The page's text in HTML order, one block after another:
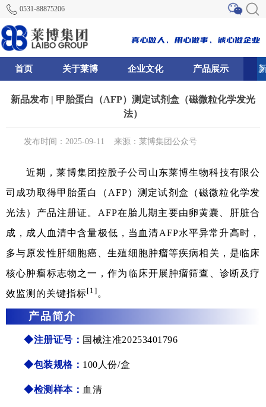
0531-88875206
首页 关于莱博 企业文化 产品展示
新品发布 | 甲胎蛋白（AFP）测定试剂盒（磁微粒化学发光
法）
发布时间：2025-09-11 来源：莱博集团公众号
近期，莱博集团控股子公司山东莱博生物科技有限公
司成功取得甲胎蛋白（AFP）测定试剂盒（磁微粒化学发
光法）产品注册证。AFP在胎儿期主要由卵黄囊、肝脏合
成，成人血清中含量极低，当血清AFP水平异常升高时，
多与原发性肝细胞癌、生殖细胞肿瘤等疾病相关，是临床
核心肿瘤标志物之一，作为临床开展肿瘤筛查、诊断及疗
效监测的关键指标[1] 。
产品简介
◆注册证号： 国械注准20253401796
◆包装规格： 100人份/盒
◆检测样本： 血清